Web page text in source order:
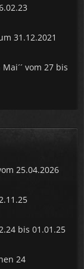
31.12.2021
vom 27 bis
25.04.2026
bis 01.01.25
24